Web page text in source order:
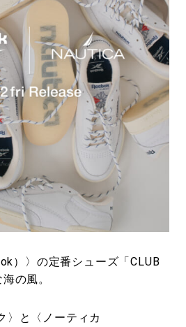
HANDBOOK
）〉の定番シューズ「CLUB
の風。
〉と〈ノーティカ